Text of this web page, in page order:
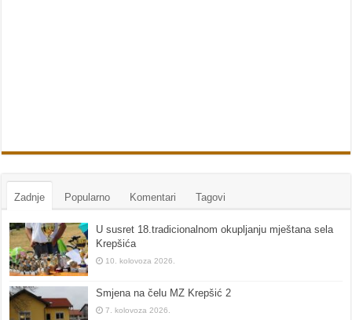
Zadnje Popularno Komentari Tagovi
U susret 18.tradicionalnom okupljanju mještana sela
Krepšića
10. kolovoza 2026.
Smjena na čelu MZ Krepšić 2
7. kolovoza 2026.